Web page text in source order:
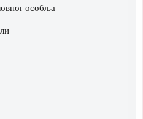
особља